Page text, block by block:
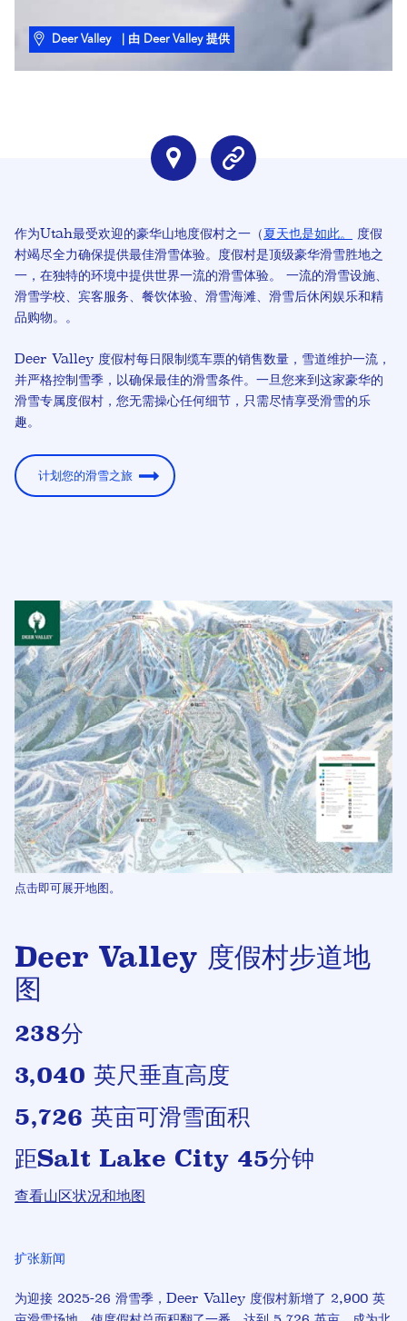
Deer Valley | 由 Deer Valley 提供
作为Utah最受欢迎的豪华山地度假村之一（夏天也是如此。
度假
村竭尽全力确保提供最佳滑雪体验。度假村是顶级豪华滑雪胜地之
一，在独特的环境中提供世界一流的滑雪体验。
一流的滑雪设施、
滑雪学校、宾客服务、餐饮体验、滑雪海滩、滑雪后休闲娱乐和精
品购物。 。
Deer Valley 度假村每日限制缆车票的销售数量，雪道维护一流，
并严格控制雪季，以确保最佳的滑雪条件。一旦您来到这家豪华的
滑雪专属度假村，您无需操心任何细节，只需尽情享受滑雪的乐
趣。
计划您的滑雪之旅
点击即可展开地图。
Deer Valley 度假村步道地
图
238分
3,040 英尺垂直高度
5,726 英亩可滑雪面积
距Salt Lake City 45分钟
查看山区状况和地图
扩张新闻
为迎接 2025-26 滑雪季，Deer Valley 度假村新增了 2,900 英